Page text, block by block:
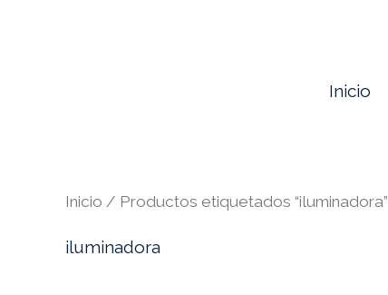
Inicio
Inicio / Productos etiquetados “iluminadora”
iluminadora